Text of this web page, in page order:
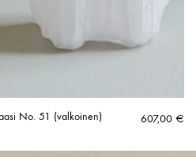
No. 51 (valkoinen) 607,00 €